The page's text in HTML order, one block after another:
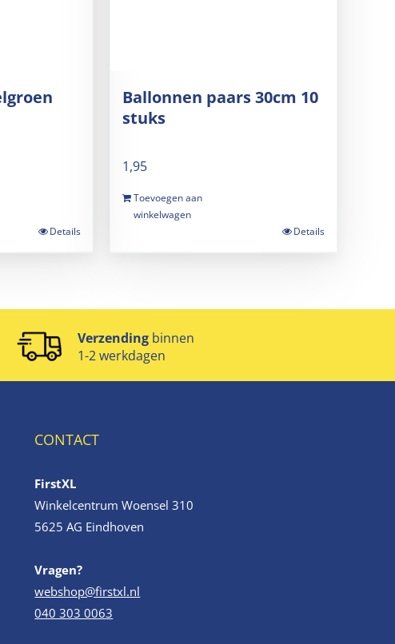
Details
Ballonnen paars 30cm 10
stuks
1,95
Toevoegen aan
winkelwagen
Details
Verzendingbinnen
1-2 werkdagen
CONTACT
FirstXL
Winkelcentrum Woensel 310
5625 AG Eindhoven
Vragen?
webshop@firstxl.nl
040 303 0063